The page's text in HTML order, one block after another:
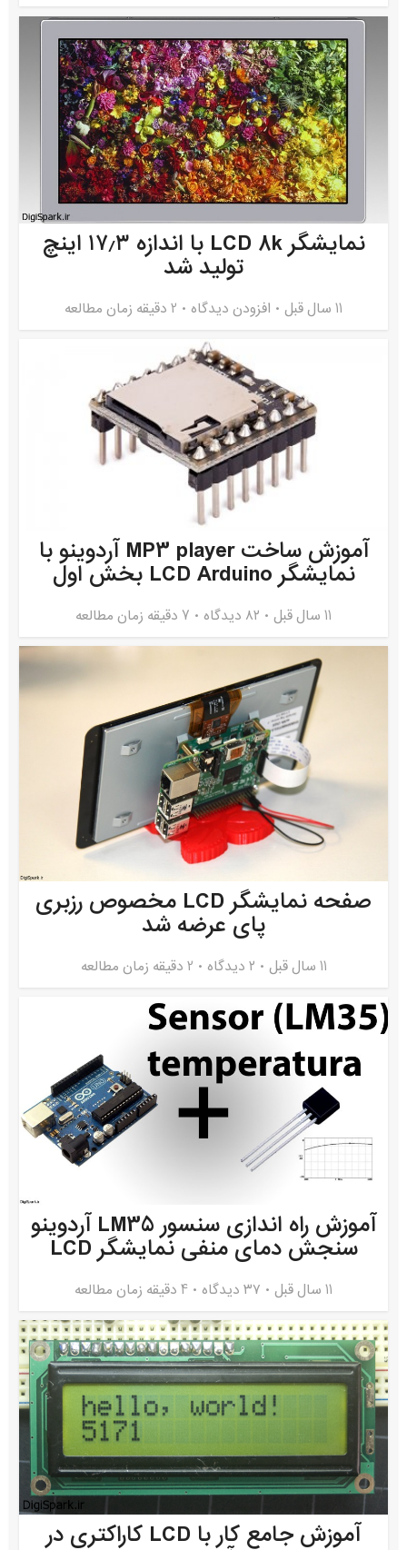
نمایشگر LCD 8k با اندازه ۱۷٫۳ اینچ
تولید شد
11 سال قبل افزودن دیدگاه 2 دقیقه زمان مطالعه
آموزش ساخت MP3 player آردوینو با
نمایشگر LCD Arduino بخش اول
11 سال قبل ۸۲ دیدگاه 7 دقیقه زمان مطالعه
صفحه نمایشگر LCD مخصوص رزبری
پای عرضه شد
11 سال قبل ۲ دیدگاه 2 دقیقه زمان مطالعه
آموزش راه اندازی سنسور LM35 آردوینو
سنجش دمای منفی نمایشگر LCD
11 سال قبل ۳۷ دیدگاه 4 دقیقه زمان مطالعه
آموزش جامع کار با LCD کاراکتری در